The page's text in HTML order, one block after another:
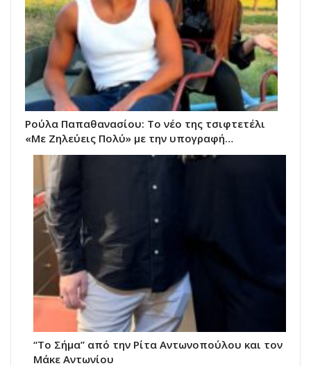
Ρούλα Παπαθανασίου: Το νέο της τσιφτετέλι
«Με Ζηλεύεις Πολύ» με την υπογραφή…
“Το Σήμα” από την Ρίτα Αντωνοπούλου και τον
Μάκε Αντωνίου